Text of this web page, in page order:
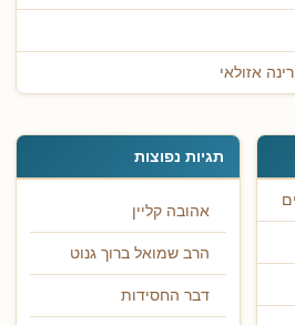
אזולאי
תגיות נפוצות
אהובה קליין
הרב שמואל ברוך גנוט
דבר החסידות